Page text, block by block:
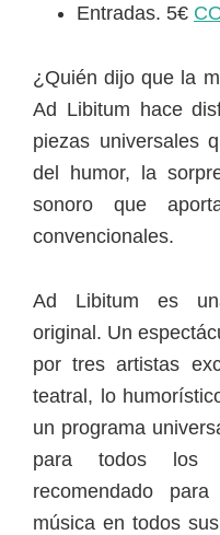
Entradas. 5€
¿Quién dijo que la
Ad Libitum hace
piezas universales
del humor, la
sonoro que
convencionales.
Ad Libitum es
original. Un
por tres artistas
teatral, lo
un programa
para todos los
recomendado
música en todos